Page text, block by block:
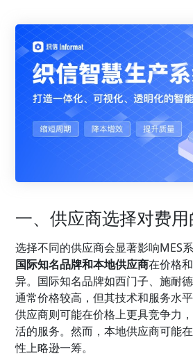
一、供应商选择对费
选择不同的供应商会显著影响MES
国际知名品牌和本地供应商在价格
异。国际知名品牌如西门子、施耐
通常价格较高，但其技术和服务水
供应商则可能在价格上更具竞争力
活的服务。然而，本地供应商可能
性上略逊一筹。